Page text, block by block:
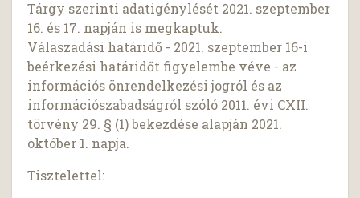
Tárgy szerinti adatigénylését 2021. szeptember
16. és 17. napján is megkaptuk.
Válaszadási határidő - 2021. szeptember 16-i
beérkezési határidőt figyelembe véve - az
információs önrendelkezési jogról és az
információszabadságról szóló 2011. évi CXII.
törvény 29. § (1) bekezdése alapján 2021.
október 1. napja.
Tisztelettel: